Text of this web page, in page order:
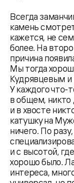
Всегда
камень
кажется, не
более. На
причина
Мы тогда
Кудрявцевым
У каждого что-
в общем, никто
и в хвосте
катушку на
ничего. По
и с высотой,
хорошо было.
интереса,